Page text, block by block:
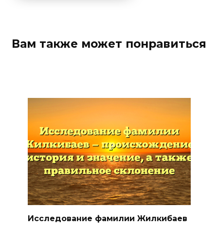
Вам также может понравиться
Исследование фамилии Жилкибаев